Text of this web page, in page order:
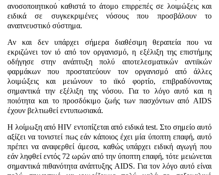
ανοσοποιητικού καθιστά το άτομο επιρρεπές σε λοιμώξεις και
ειδικά σε συγκεκριμένες νόσους που προσβάλουν το
αναπνευστικό σύστημα.
Αν και δεν υπάρχει σήμερα διαθέσιμη θεραπεία που να
εκριζώνει τον ιό από τον οργανισμό, η εξέλιξη της επιστήμης
οδήγησε στην ανάπτυξη πολύ αποτελεσματικών αντιϊκών
φαρμάκων που προστατεύουν τον οργανισμό από άλλες
λοιμώξεις και μειώνουν το ιϊκό φορτίο, επιβραδύνοντας
σημαντικά την εξέλιξη της νόσου. Για το λόγο αυτό και η
ποιότητα και το προσδόκιμο ζωής των πασχόντων από AIDS
έχουν βελτιωθεί εντυπωσιακά.
Η λοίμωξη από HIV εντοπίζεται από ειδικά test. Στο σημείο αυτό
αξίζει να τονιστεί πως εάν κάποιος έχει μία ύποπτη επαφή, αυτό
πρέπει να αναφερθεί άμεσα, καθώς υπάρχει ειδική αγωγή που
εάν ληφθεί εντός 72 ωρών από την ύποπτη επαφή, τότε μειώνεται
σημαντικά πιθανότητα ανάπτυξης AIDS. Για τον λόγο αυτό είναι